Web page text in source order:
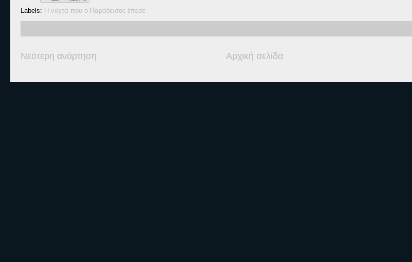
Labels: Η νύχτα που ο Παράδεισος έπεσε
Νεότερη ανάρτηση Αρχική σελίδα